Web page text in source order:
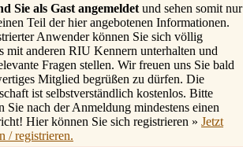
Sie als Gast angemeldet und sehen somit nur
Teil der hier angebotenen Informationen.
Anwender können Sie sich völlig
mit anderen RIU Kennern unterhalten und
Fragen stellen. Wir freuen uns Sie bald
Mitglied begrüßen zu dürfen. Die
ist selbstverständlich kostenlos. Bitte
Sie nach der Anmeldung mindestens einen
Hier können Sie sich registrieren » Jetzt
/ registrieren.